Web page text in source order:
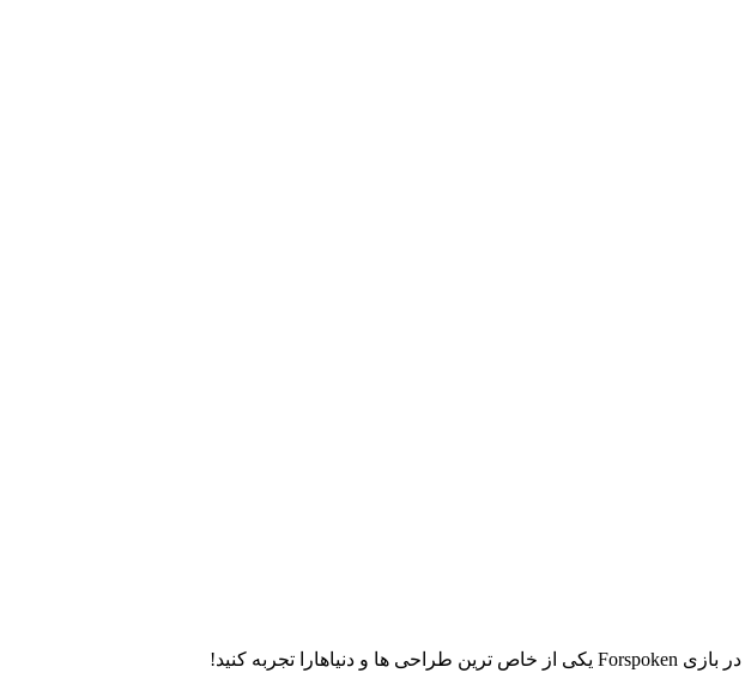
در بازی Forspoken یکی از خاص ترین طراحی ها و دنیاهارا تجربه کنید!